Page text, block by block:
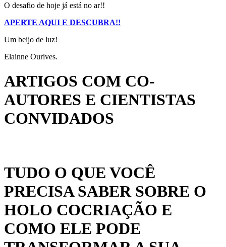
O desafio de hoje já está no ar!!
APERTE AQUI E DESCUBRA!!
Um beijo de luz!
Elainne Ourives.
ARTIGOS COM CO-
AUTORES E CIENTISTAS
CONVIDADOS
TUDO O QUE VOCÊ
PRECISA SABER SOBRE O
HOLO COCRIAÇÃO E
COMO ELE PODE